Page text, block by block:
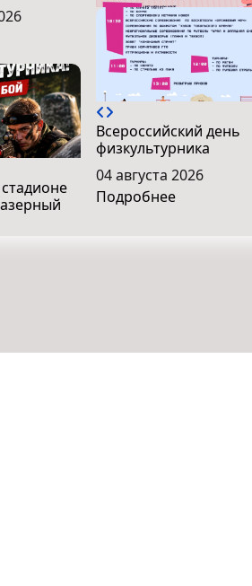
Всероссийский день
физкультурника
04 августа 2026
Подробнее